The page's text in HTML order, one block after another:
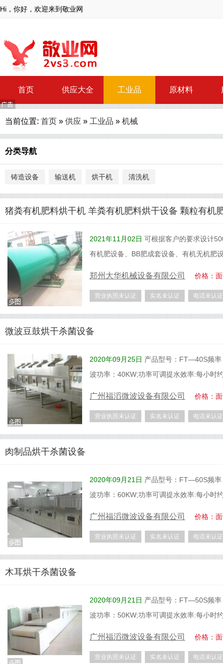
Hi，你好，欢迎来到敬业网
首页 供应大全 工业品 原材料
当前位置: 首页 » 供应 » 工业品 » 机械
分类导航
铸造设备 输送机 烘干机 清洗机
猪粪有机肥料烘干机 羊粪有机肥料烘干设备 颗粒有机
2021年11月02日 可根据客户的要求设计
有机肥设备、BB肥成套设备、有机无机肥
郑州大华机械设备有限公司 价格：
营业执照未认证 实名未认证 电话未认证
微波豆鼓烘干杀菌设备
2020年09月25日 产品型号：FT—40S频率
波功率：40KW;功率可调提水效率:每小时
广州福滔微波设备有限公司 价格：
营业执照未认证 实名未认证 电话未认证
肉制品烘干杀菌设备
2020年09月21日 产品型号：FT—60S频率
波功率：60KW;功率可调提水效率:每小时
广州福滔微波设备有限公司 价格：
营业执照未认证 实名未认证 电话未认证
木耳烘干杀菌设备
2020年09月21日 产品型号：FT—50S频率
波功率：50KW;功率可调提水效率:每小时
广州福滔微波设备有限公司 价格：
营业执照未认证 实名未认证 电话未认证